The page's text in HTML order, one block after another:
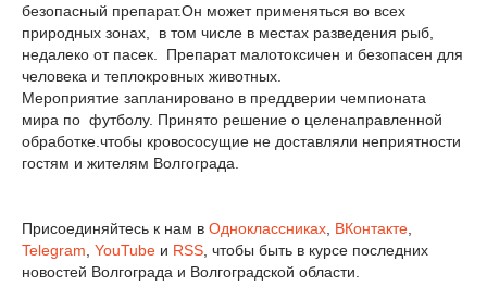
безопасный препарат.Он может применяться во всех
природных зонах, в том числе в местах разведения рыб,
недалеко от пасек. Препарат малотоксичен и безопасен для
человека и теплокровных животных.
Мероприятие запланировано в преддверии чемпионата
мира по футболу. Принято решение о целенаправленной
обработке.чтобы кровососущие не доставляли неприятности
гостям и жителям Волгограда.
Присоединяйтесь к нам в Одноклассниках ВКонтакте
Telegram YouTube и RSS , чтобы быть в курсе последних
новостей Волгограда и Волгоградской области.